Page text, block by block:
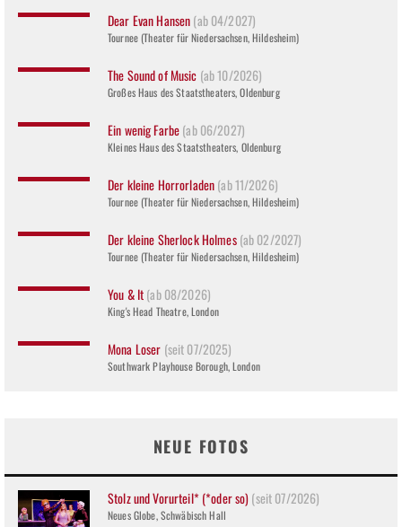
Dear Evan Hansen(ab 04/2027)
Tournee (Theater für Niedersachsen, Hildesheim)
The Sound of Music (ab 10/2026)
Großes Haus des Staatstheaters, Oldenburg
Ein wenig Farbe(ab 06/2027)
Kleines Haus des Staatstheaters, Oldenburg
Der kleine Horrorladen(ab 11/2026)
Tournee (Theater für Niedersachsen, Hildesheim)
Der kleine Sherlock Holmes(ab 02/2027)
Tournee (Theater für Niedersachsen, Hildesheim)
You & It(ab 08/2026)
King's Head Theatre, London
Mona Loser (seit 07/2025)
Southwark Playhouse Borough, London
NEUE FOTOS
Stolz und Vorurteil* (*oder so)(seit 07/2026)
Neues Globe, Schwäbisch Hall